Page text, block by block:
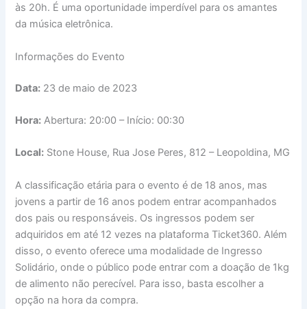
às 20h. É uma oportunidade imperdível para os amantes
da música eletrônica.
Informações do Evento
Data: 23 de maio de 2023
Hora: Abertura: 20:00 – Início: 00:30
Local: Stone House, Rua Jose Peres, 812 – Leopoldina, MG
A classificação etária para o evento é de 18 anos, mas
jovens a partir de 16 anos podem entrar acompanhados
dos pais ou responsáveis. Os ingressos podem ser
adquiridos em até 12 vezes na plataforma Ticket360. Além
disso, o evento oferece uma modalidade de Ingresso
Solidário, onde o público pode entrar com a doação de 1kg
de alimento não perecível. Para isso, basta escolher a
opção na hora da compra.